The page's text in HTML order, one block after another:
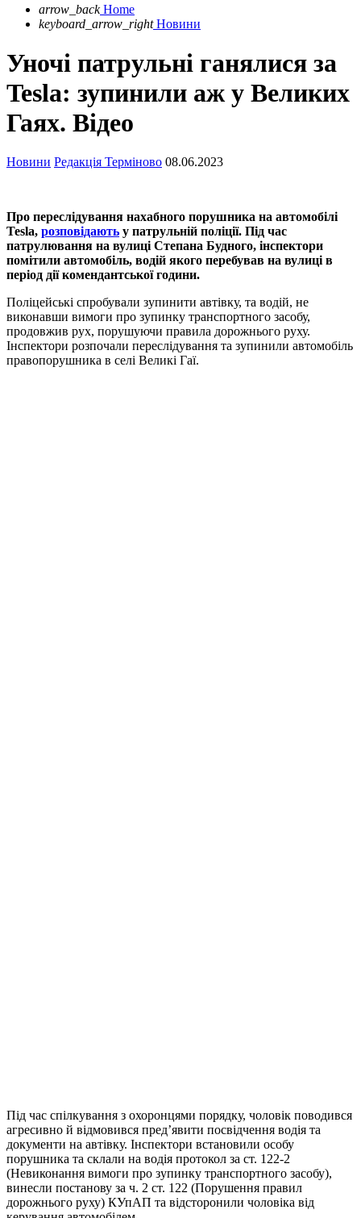
arrow_back Home
keyboard_arrow_right Новини
Уночі патрульні ганялися за
Tesla: зупинили аж у Великих
Гаях. Відео
Новини Редакція Терміново 08.06.2023
Про переслідування нахабного порушника на автомобілі
Tesla, розповідають у патрульній поліції. Під час
патрулювання на вулиці Степана Будного, інспектори
помітили автомобіль, водій якого перебував на вулиці в
період дії комендантської години.
Поліцейські спробували зупинити автівку, та водій, не
виконавши вимоги про зупинку транспортного засобу,
продовжив рух, порушуючи правила дорожнього руху.
Інспектори розпочали переслідування та зупинили автомобіль
правопорушника в селі Великі Гаї.
Під час спілкування з охоронцями порядку, чоловік поводився
агресивно й відмовився пред’явити посвідчення водія та
документи на автівку. Інспектори встановили особу
порушника та склали на водія протокол за ст. 122-2
(Невиконання вимоги про зупинку транспортного засобу),
винесли постанову за ч. 2 ст. 122 (Порушення правил
дорожнього руху) КУпАП та відсторонили чоловіка від